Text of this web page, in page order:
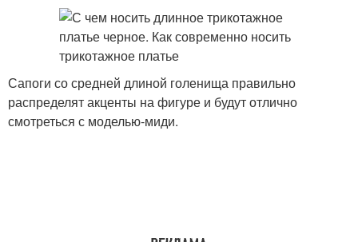
Сапоги со средней длиной голенища правильно
распределят акценты на фигуре и будут отлично
смотреться с моделью-миди.